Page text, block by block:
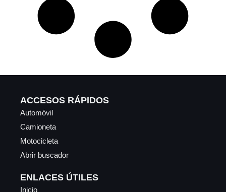
ACCESOS RÁPIDOS
Automóvil
Camioneta
Motocicleta
Abrir buscador
ENLACES ÚTILES
Inicio